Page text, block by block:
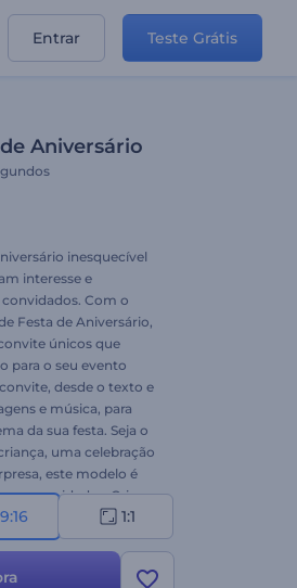
Entrar Teste Grátis
Aniversário
inesquecível
interesse e
Com o
Festa de Aniversário,
únicos que
para o seu evento
desde o texto e
e música, para
da sua festa. Seja o
uma celebração
este modelo é
necessidades. Crie
verdadeiramente
9:16 1:1